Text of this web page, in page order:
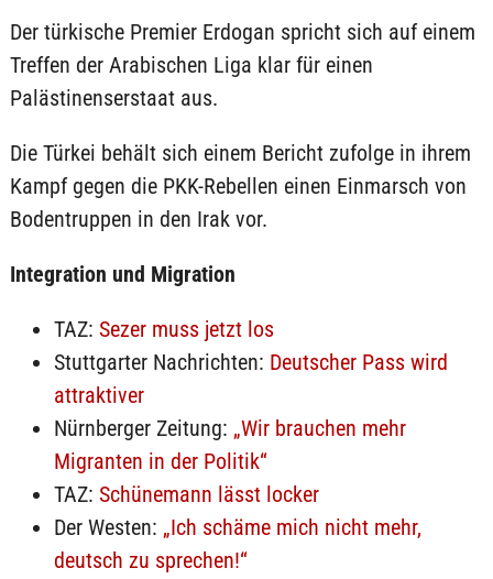
Der türkische Premier Erdogan spricht sich auf einem
Treffen der Arabischen Liga klar für einen
Palästinenserstaat aus.
Die Türkei behält sich einem Bericht zufolge in ihrem
Kampf gegen die PKK-Rebellen einen Einmarsch von
Bodentruppen in den Irak vor.
Integration und Migration
TAZ: Sezer muss jetzt los
Stuttgarter Nachrichten: Deutscher Pass wird
attraktiver
Nürnberger Zeitung: „Wir brauchen mehr
Migranten in der Politik“
TAZ: Schünemann lässt locker
Der Westen: „Ich schäme mich nicht mehr,
deutsch zu sprechen!“